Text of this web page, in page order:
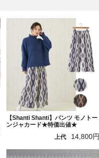
【Shanti Shanti】パンツ モノトー
ンジャカード★特価出値★
上代
14,800円